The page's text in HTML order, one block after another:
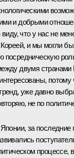
и добрыми
что у нас не
и мы могли
посредническую
двумя странами
потому
уже давно
не по
за
процессе,